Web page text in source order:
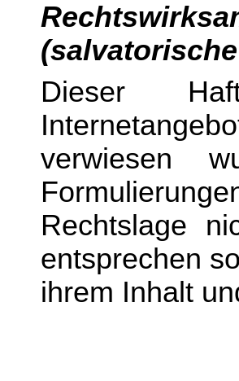
Dieser
verwiesen
Rechtslage
entsprechen
ihrem Inhalt